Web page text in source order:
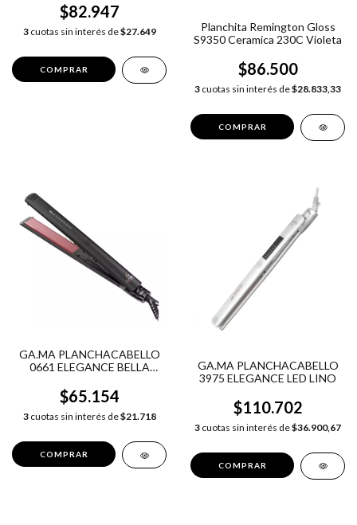
$82.947
3cuotas sin interés de$27.649
Planchita Remington Gloss
S9350 Ceramica 230C Violeta
$86.500
3 cuotas sin interés de$28.833,33
GA.MA PLANCHACABELLO
0661 ELEGANCE BELLA
$65.154
3cuotas sin interés de$21.718
GA.MA PLANCHACABELLO
3975 ELEGANCE LED LINO
$110.702
3 cuotas sin interés de$36.900,67